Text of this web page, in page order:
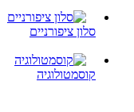
סלון ציפורניים
קוסמטולוגיה